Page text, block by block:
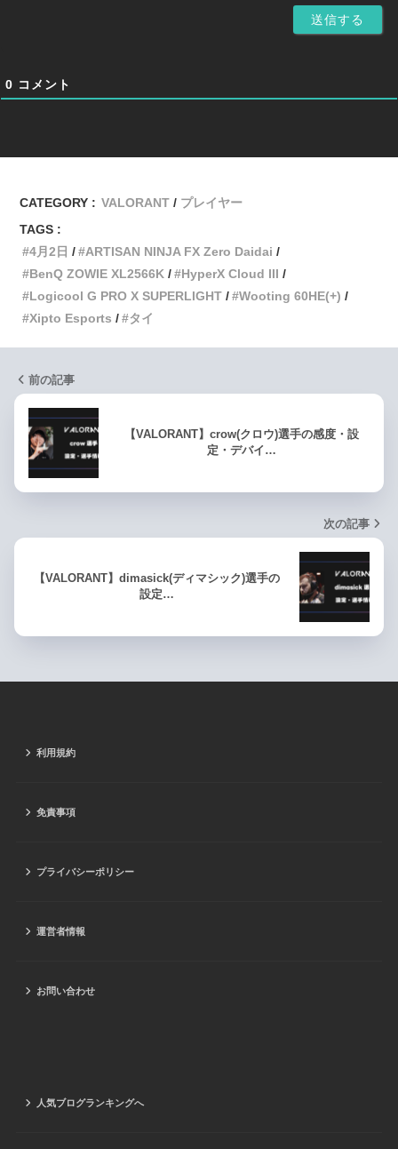
0 コメント
CATEGORY : VALORANT
プレイヤー
TAGS :
4月2日
ARTISAN NINJA FX Zero Daidai
BenQ ZOWIE XL2566K
HyperX Cloud III
Logicool G PRO X SUPERLIGHT
Wooting 60HE(+)
Xipto Esports
タイ
前の記事
【VALORANT】crow(クロウ)選手の感度・設
定・デバイ…
次の記事
【VALORANT】dimasick(ディマシック)選手の
設定…
利用規約
免責事項
プライバシーポリシー
運営者情報
お問い合わせ
人気ブログランキングへ